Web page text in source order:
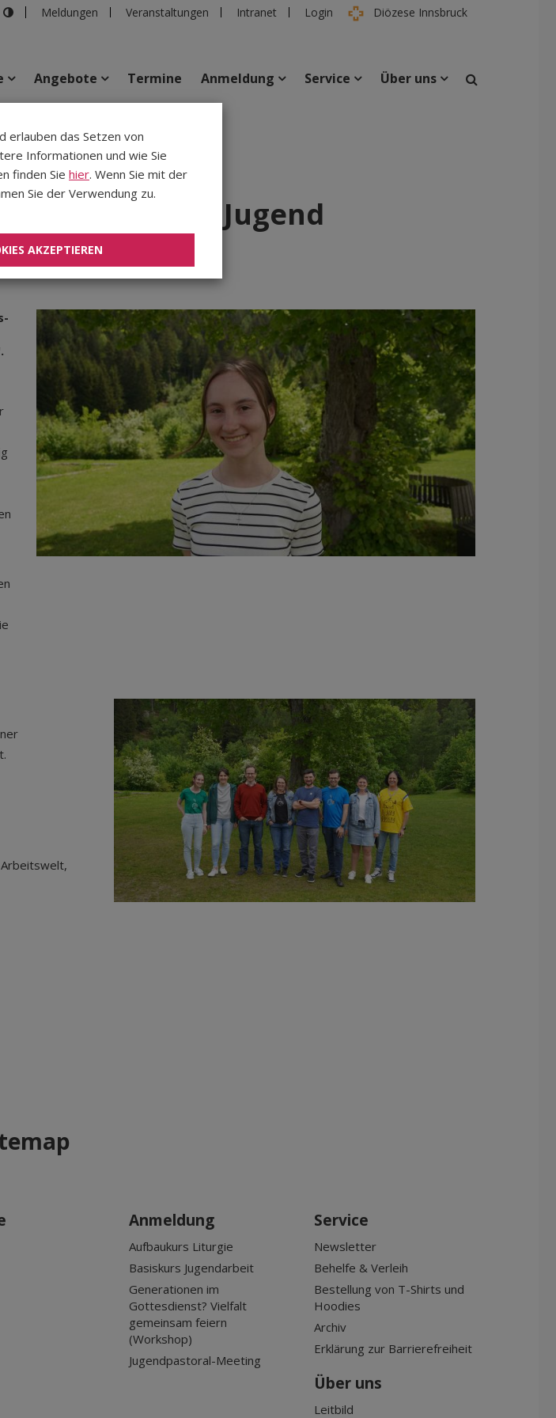
Meldungen Veranstaltungen Intranet Login Diözese Innsbruck
Angebote Termine Anmeldung Service Über uns
Katholischen Jugend
Arbeitswelt,
Anmeldung
Aufbaukurs Liturgie
Basiskurs Jugendarbeit
Generationen im
Gottesdienst? Vielfalt
gemeinsam feiern
(Workshop)
Jugendpastoral-Meeting
Service
Newsletter
Behelfe & Verleih
Bestellung von T-Shirts und
Hoodies
Archiv
Erklärung zur Barrierefreiheit
Über uns
Leitbild
erlauben das Setzen von
Informationen und wie Sie
finden Sie hier. Wenn Sie mit der
Sie der Verwendung zu.
AKZEPTIEREN